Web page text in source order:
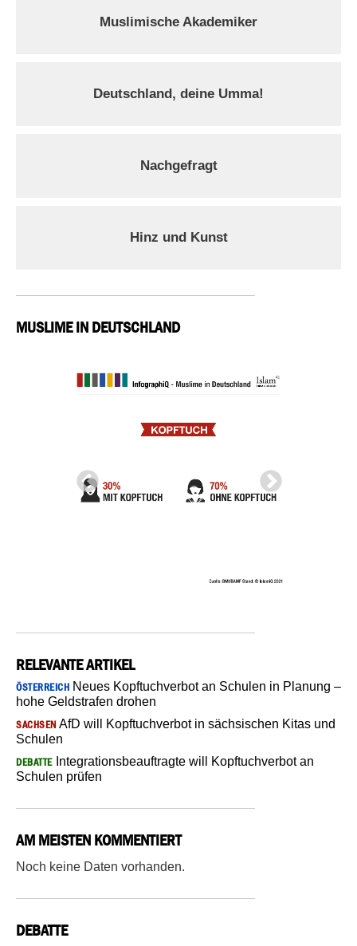
Muslimische Akademiker
Deutschland, deine Umma!
Nachgefragt
Hinz und Kunst
MUSLIME IN DEUTSCHLAND
RELEVANTE ARTIKEL
ÖSTERREICH Neues Kopftuchverbot an Schulen in Planung –
hohe Geldstrafen drohen
SACHSEN AfD will Kopftuchverbot in sächsischen Kitas und
Schulen
DEBATTEIntegrationsbeauftragte will Kopftuchverbot an
Schulen prüfen
AM MEISTEN KOMMENTIERT
Noch keine Daten vorhanden.
DEBATTE